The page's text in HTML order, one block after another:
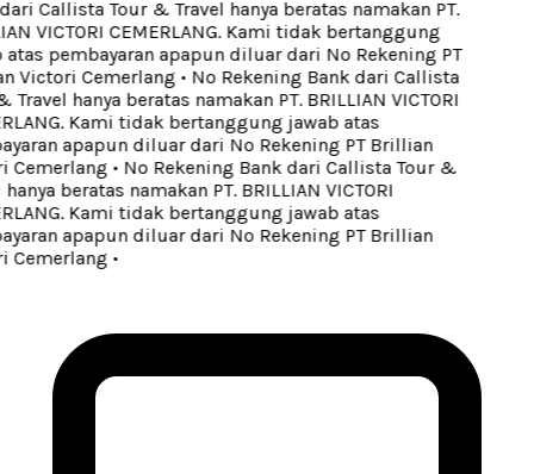
Callista Tour & Travel hanya beratas namakan PT.
VICTORI CEMERLANG. Kami tidak bertanggung
pembayaran apapun diluar dari No Rekening PT
Victori Cemerlang• No Rekening Bank dari Callista
hanya beratas namakan PT. BRILLIAN VICTORI
Kami tidak bertanggung jawab atas
apapun diluar dari No Rekening PT Brillian
• No Rekening Bank dari Callista Tour &
beratas namakan PT. BRILLIAN VICTORI
Kami tidak bertanggung jawab atas
apapun diluar dari No Rekening PT Brillian
•